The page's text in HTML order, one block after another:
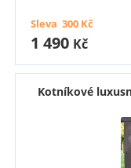
1 490 Kč
Sleva 300 Kč
Kotníkové